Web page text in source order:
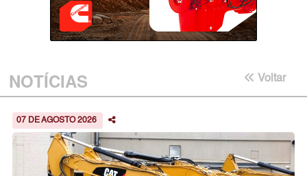
NOTÍCIAS Voltar
07 DE AGOSTO 2026